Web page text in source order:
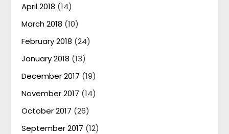
April 2018 (14)
March 2018 (10)
February 2018 (24)
January 2018 (13)
December 2017 (19)
November 2017 (14)
October 2017 (26)
September 2017 (12)